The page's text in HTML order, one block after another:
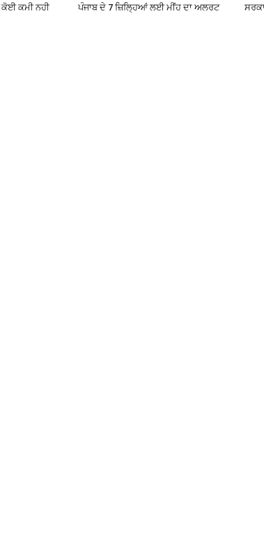
ਕਮੀ ਨਹੀ ਪੰਜਾਬ ਦੇ 7 ਜ਼ਿਲ੍ਹਿਆਂ ਲਈ ਮੀਂਹ ਦਾ ਅਲਰਟ